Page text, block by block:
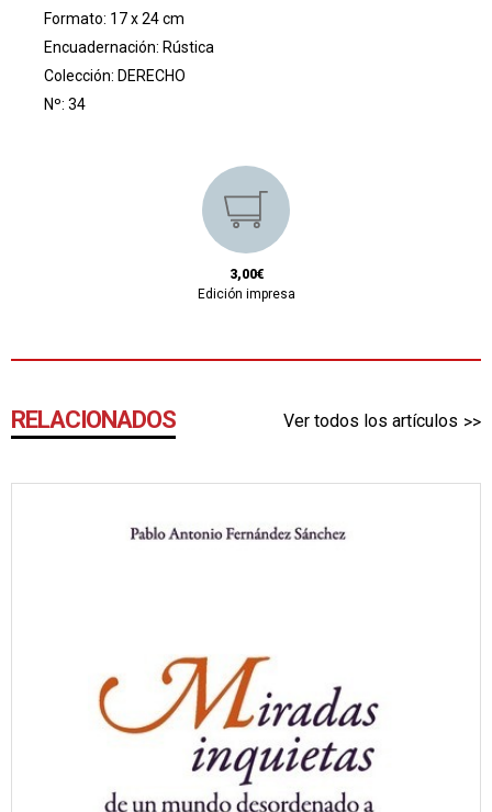
Formato: 17 x 24 cm
Encuadernación: Rústica
Colección: DERECHO
Nº: 34
3,00€
Edición impresa
RELACIONADOS Ver todos los artículos